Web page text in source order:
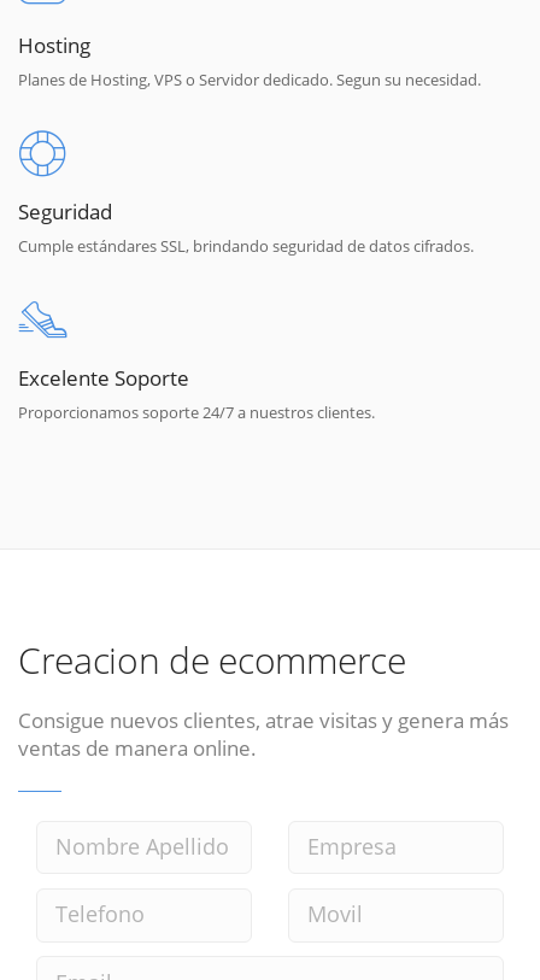
Hosting
Planes de Hosting, VPS o Servidor dedicado. Segun su necesidad.
Seguridad
Cumple estándares SSL, brindando seguridad de datos cifrados.
Excelente Soporte
Proporcionamos soporte 24/7 a nuestros clientes.
Creacion de ecommerce
Consigue nuevos clientes, atrae visitas y genera más
ventas de manera online.